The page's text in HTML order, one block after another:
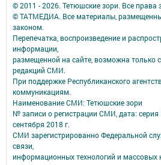
© 2011 - 2026. Тетюшские зори. Все
© ТАТМЕДИА. Все материалы,
законом.
Перепечатка, воспроизведение и
информации,
размещенной на сайте, возможна только
редакций СМИ.
При поддержке Республиканского
коммуникациям.
Наименование СМИ: Тетюшские зори
№ записи о регистрации СМИ, дата:
сентября 2018 г.
СМИ зарегистрированно Федеральной
связи,
информационных технологий и массовых